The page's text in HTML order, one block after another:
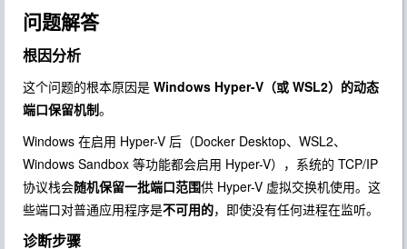
问题解答
根因分析
这个问题的根本原因是 Windows Hyper-V（或 WSL2）的动态
端口保留机制。
Windows 在启用 Hyper-V 后（Docker Desktop、WSL2、
Windows Sandbox 等功能都会启用 Hyper-V），系统的 TCP/IP
协议栈会随机保留一批端口范围供 Hyper-V 虚拟交换机使用。这
些端口对普通应用程序是不可用的，即使没有任何进程在监听。
诊断步骤